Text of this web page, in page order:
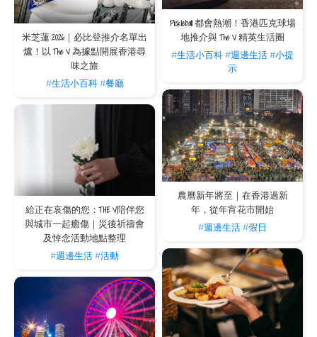
要感受香港引人入勝的現場音樂文化，短暫的旅程絕對不夠。由 ELLA 的爵士之夜到
The Wanch 的經典搖滾，每個角落都充滿不同的音樂驚喜。選擇 The V 服務式住宅
的彈性月租方案，意味著您將擁有絕佳的地利與時間優勢。安居於城市核心，讓您能
在每個微醺的週末或下班後的閒暇，逐一探索這些音樂酒吧，將短暫的觀光轉化為深
度的在地生活體驗。
在酒吧徹夜狂歡後，The V 服務式住宅如何為我提
供最佳的休息體驗？
璀璨的夜生活與高質素的休息同樣重要。無論您是在中環的 ELLA 享受完頂級爵士
樂，還是從灣仔的音樂酒吧狂歡歸來，只需數分鐘車程或步程，便能回到 The V 位
於港島核心區（如 V Wanchai、V Causeway Bay / The Hayworth、V Causeway
Bay 2 或 V Happy Valley）的專屬居所。住宅內極高的私隱度、寧靜的環境與舒適的
席夢思甜睡床褥配合羽絲絨枕，能讓您瞬間洗去疲憊，完美平衡充滿活力的都會生活
作為入住 The V 的海外專才，有哪個場地適合與朋
友或生意夥伴邊吃邊享受音樂？
位於灣仔合和中心的 Corks Wine & Bar 或酒肉朋友是您的極佳選擇。這兩個場地結
合優質葡萄酒、清酒與法式／日式小食，適合想邊吃邊聊、享受熱鬧餐飲氣氛的住
客。不但讓您能品嚐精心炮製的佳餚，更是您在香港拓展社交圈、招待朋友或生意夥
Pickleball 都會熱潮！香港匹克球場
地推介與 The V 精英生活圈
#生活小百科#週邊生活#小提
示
米芝蓮 2026｜必比登推介名單出
爐！以 The V 為據點開展香港尋
味之旅
#生活小百科 #餐廳
農曆新年將至｜在香港過新
年，從年宵花市開始
#週邊生活#假日
給正在哀傷的您：THE V陪伴您
與城市一起癒傷｜災後祈禱會
及悼念活動地點整理
#週邊生活#活動